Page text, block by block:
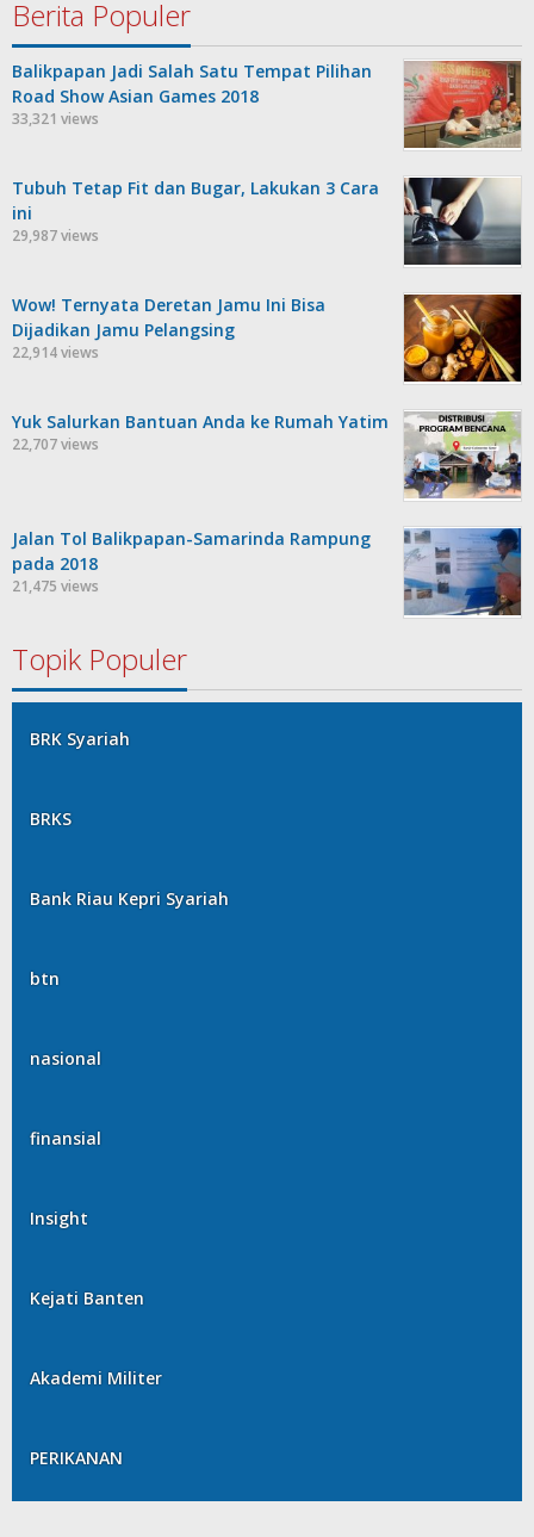
Berita Populer
Balikpapan Jadi Salah Satu Tempat Pilihan
Road Show Asian Games 2018
33,321 views
Tubuh Tetap Fit dan Bugar, Lakukan 3 Cara
ini
29,987 views
Wow! Ternyata Deretan Jamu Ini Bisa
Dijadikan Jamu Pelangsing
22,914 views
Yuk Salurkan Bantuan Anda ke Rumah Yatim
22,707 views
Jalan Tol Balikpapan-Samarinda Rampung
pada 2018
21,475 views
Topik Populer
BRK Syariah
BRKS
Bank Riau Kepri Syariah
btn
nasional
finansial
Insight
Kejati Banten
Akademi Militer
PERIKANAN